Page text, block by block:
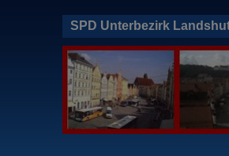
SPD Unterbezirk